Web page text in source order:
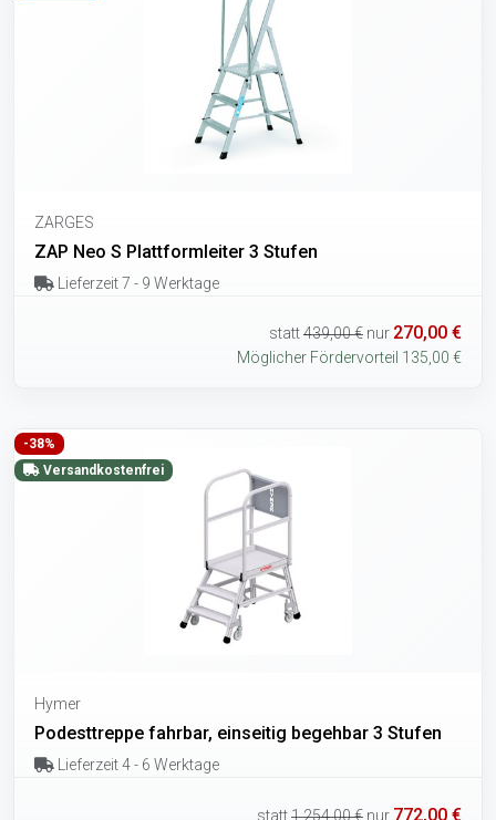
ZARGES
ZAP Neo S Plattformleiter 3 Stufen
Lieferzeit 7 - 9 Werktage
statt439,00 € nur 270,00 €
Möglicher Fördervorteil 135,00 €
-38%
Versandkostenfrei
Hymer
Podesttreppe fahrbar, einseitig begehbar 3 Stufen
Lieferzeit 4 - 6 Werktage
statt1.254,00 € nur 772,00 €